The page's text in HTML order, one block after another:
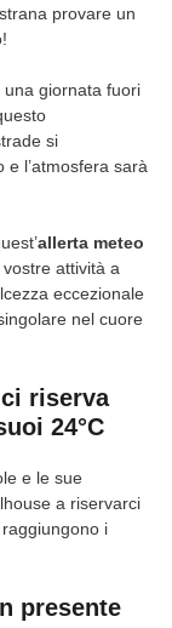
provare un
giornata fuori
si
l’atmosfera sarà
allerta meteo
attività a
eccezionale
nel cuore
riserva
24°C
e le sue
a riservarci
i
presente